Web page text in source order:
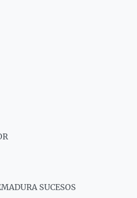
SUCESOS